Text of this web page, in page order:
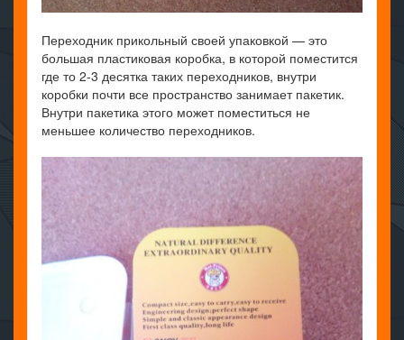
Переходник прикольный своей упаковкой — это
большая пластиковая коробка, в которой поместится
где то 2-3 десятка таких переходников, внутри
коробки почти все пространство занимает пакетик.
Внутри пакетика этого может поместиться не
меньшее количество переходников.